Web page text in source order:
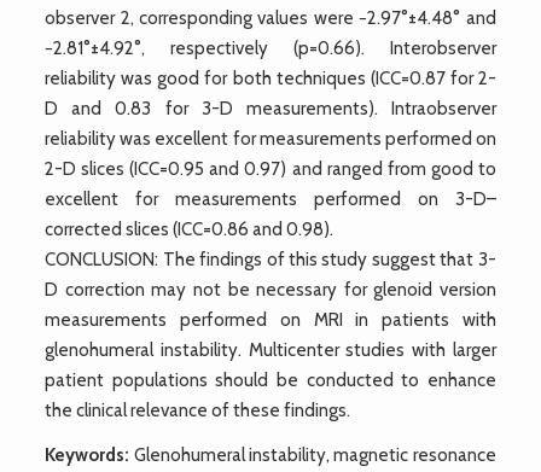
observer 2, corresponding values were −2.97°±4.48° and
−2.81°±4.92°, respectively (p=0.66). Interobserver
reliability was good for both techniques (ICC=0.87 for 2-
D and 0.83 for 3-D measurements). Intraobserver
reliability was excellent for measurements performed on
2-D slices (ICC=0.95 and 0.97) and ranged from good to
excellent for measurements performed on 3-D–
corrected slices (ICC=0.86 and 0.98).
CONCLUSION: The findings of this study suggest that 3-
D correction may not be necessary for glenoid version
measurements performed on MRI in patients with
glenohumeral instability. Multicenter studies with larger
patient populations should be conducted to enhance
the clinical relevance of these findings.
Keywords: Glenohumeral instability, magnetic resonance